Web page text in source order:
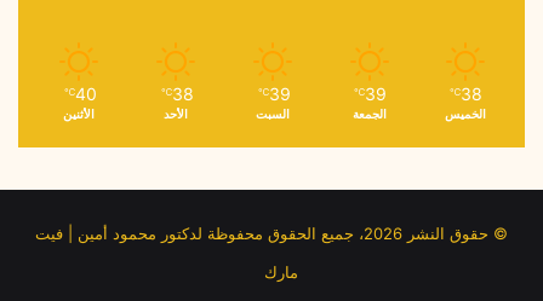
38
℃
الخميس
39
℃
الجمعة
39
℃
السبت
38
℃
الأحد
40
℃
الأثنين
© حقوق النشر 2026، جميع الحقوق محفوظة لدكتور محمود أمين | فيت
مارك